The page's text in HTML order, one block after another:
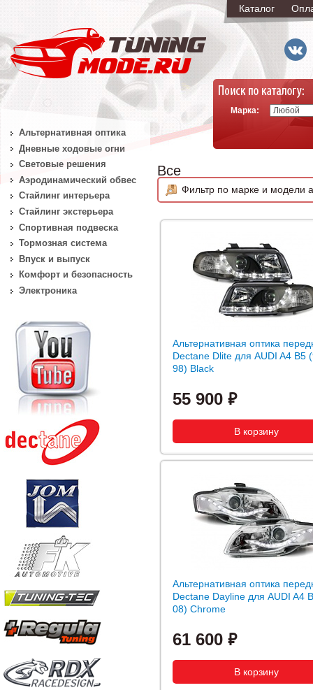
Каталог
Марка:
Все
Фильтр по марке и модели
Альтернативная оптика
Dectane Dlite для AUDI A4 B5
98) Black
55 900
Альтернативная оптика
Dectane Dayline для AUDI A4
08) Chrome
61 600
Альтернативная оптика
Дневные ходовые огни
Световые решения
Аэродинамический обвес
Стайлинг интерьера
Стайлинг экстерьера
Спортивная подвеска
Тормозная система
Впуск и выпуск
Комфорт и безопасность
Электроника